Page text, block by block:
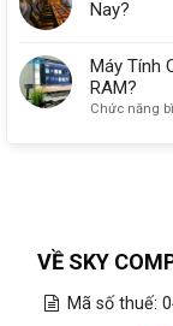
Nay?
Máy Tính
RAM?
Chức năng
VỀ SKY
Mã số thuế: